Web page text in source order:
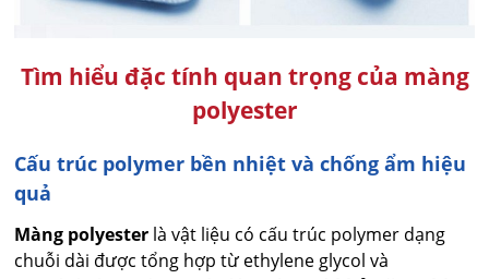
Tìm hiểu đặc tính quan trọng của màng
polyester
Cấu trúc polymer bền nhiệt và chống ẩm hiệu
quả
Màng polyester là vật liệu có cấu trúc polymer dạng
chuỗi dài được tổng hợp từ ethylene glycol và